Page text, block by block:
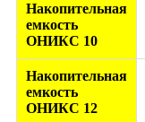
Накопительная
емкость
ОНИКС 10
Накопительная
емкость
ОНИКС 12